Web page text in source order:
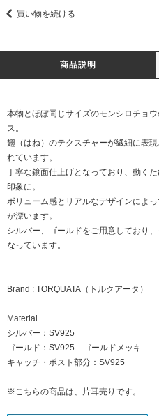
買い物を続ける
商品説明
本物とほぼ同じサイズのモンシロチョ
ス。
翅（はね）のテクスチャーが繊細に表
れています。
丁寧な鏡面仕上げとなっており、動く
印象に。
ボリューム感とリアルなデザインによ
が漂います。
シルバー、ゴールドをご用意しており
なっています。
Brand : TORQUATA（トルクアータ）
Material
シルバー：SV925
ゴールド：SV925 ゴールドメッキ
キャッチ・ポスト部分：SV925
※こちらの商品は、片耳売りです。